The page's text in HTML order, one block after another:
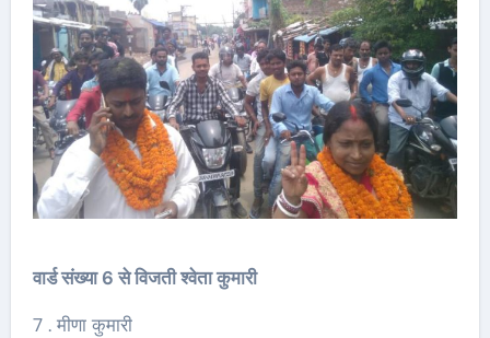
वार्ड संख्या 6 से विजती श्वेता कुमारी
7 . मीणा कुमारी